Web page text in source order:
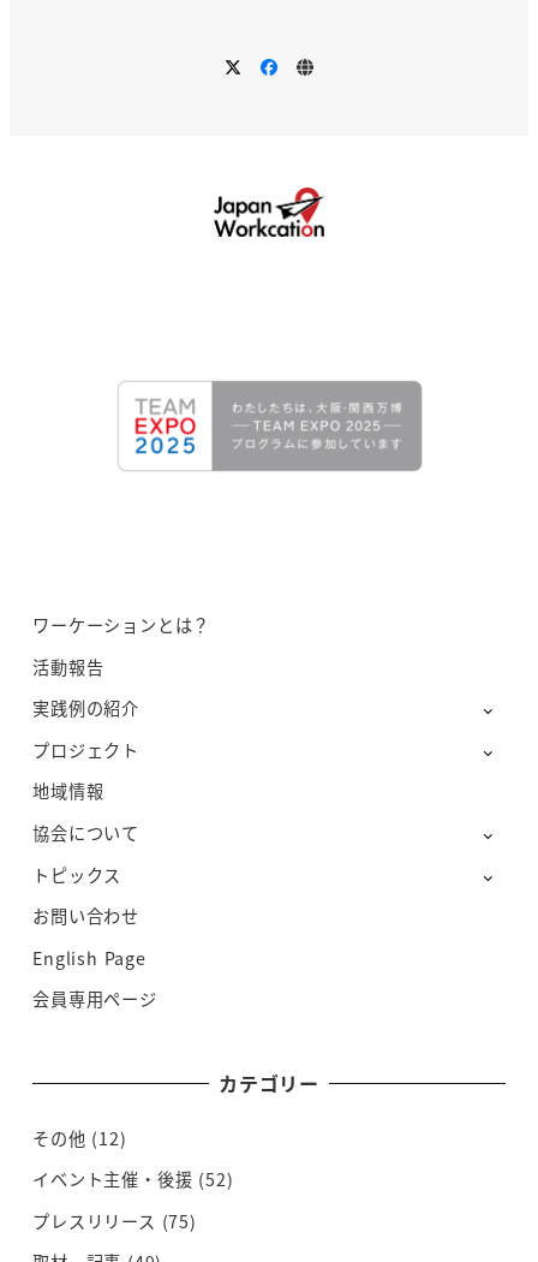
ワーケーションとは？
活動報告
実践例の紹介
プロジェクト
地域情報
協会について
トピックス
お問い合わせ
English Page
会員専用ページ
カテゴリー
その他 (12)
イベント主催・後援 (52)
プレスリリース (75)